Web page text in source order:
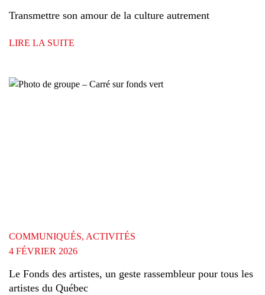
Transmettre son amour de la culture autrement
LIRE LA SUITE
COMMUNIQUÉS, ACTIVITÉS
4 FÉVRIER 2026
Le Fonds des artistes, un geste rassembleur pour tous les
artistes du Québec